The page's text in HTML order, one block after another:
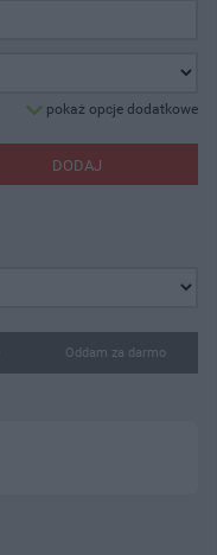
pokaż opcje dodatkowe
DODAJ
Oddam za darmo